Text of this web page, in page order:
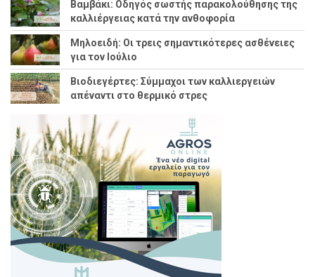
Βαμβάκι: Οδηγός σωστής παρακολούθησης της
καλλιέργειας κατά την ανθοφορία
Μηλοειδή: Οι τρεις σημαντικότερες ασθένειες
για τον Ιούλιο
Βιοδιεγέρτες: Σύμμαχοι των καλλιεργειών
απέναντι στο θερμικό στρες